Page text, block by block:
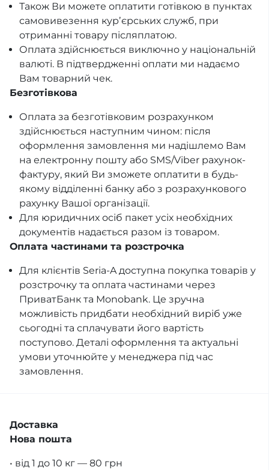
Також Ви можете оплатити готівкою в пунктах
самовивезення курʼєрських служб, при
отриманні товару післяплатою.
Оплата здійснюється виключно у національній
валюті. В підтвердженні оплати ми надаємо
Вам товарний чек.
Безготівкова
Оплата за безготівковим розрахунком
здійснюється наступним чином: після
оформлення замовлення ми надішлемо Вам
на електронну пошту або SMS/Viber рахунок-
фактуру, який Ви зможете оплатити в будь-
якому відділенні банку або з розрахункового
рахунку Вашої організації.
Для юридичних осіб пакет усіх необхідних
документів надається разом із товаром.
Оплата частинами та розстрочка
Для клієнтів Seria-A доступна покупка товарів у
розстрочку та оплата частинами через
ПриватБанк та Monobank. Це зручна
можливість придбати необхідний виріб уже
сьогодні та сплачувати його вартість
поступово. Деталі оформлення та актуальні
умови уточнюйте у менеджера під час
замовлення.
Доставка
Нова пошта
• від 1 до 10 кг — 80 грн